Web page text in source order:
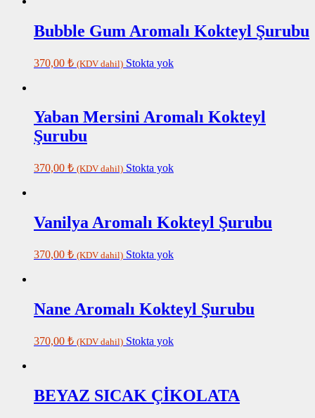
Bubble Gum Aromalı Kokteyl Şurubu
370,00 ₺ (KDV dahil) Stokta yok
Yaban Mersini Aromalı Kokteyl
Şurubu
370,00 ₺ (KDV dahil) Stokta yok
Vanilya Aromalı Kokteyl Şurubu
370,00 ₺ (KDV dahil) Stokta yok
Nane Aromalı Kokteyl Şurubu
370,00 ₺ (KDV dahil) Stokta yok
BEYAZ SICAK ÇİKOLATA